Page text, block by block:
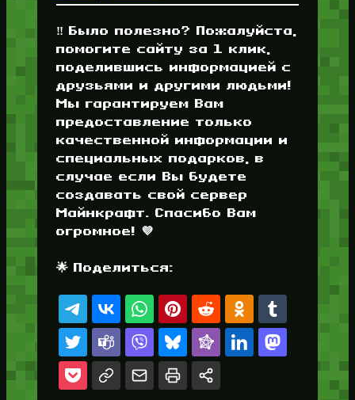
‼️ Было полезно? Пожалуйста,
помогите сайту за 1 клик,
поделившись информацией с
друзьями и другими людьми!
Мы гарантируем Вам
предоставление только
качественной информации и
специальных подарков, в
случае если Вы будете
создавать свой сервер
Майнкрафт. Спасибо Вам
огромное! 💜
🌟 Поделиться: